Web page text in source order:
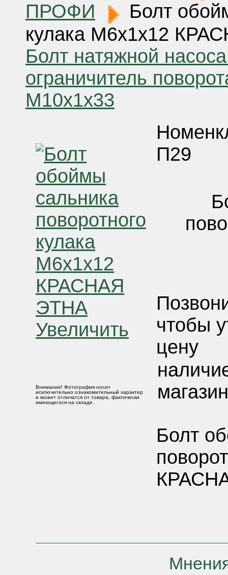
ПРОФИ
Болт
кулака М6х1х12
Болт натяжной
ограничитель
М10х1х33
Увеличить
Внимание! Фотография носит
исключительно ознакомительный характер
и может отличатся от товара, фактически
имеющегося на складе.
П29
чтобы
цену
Болт